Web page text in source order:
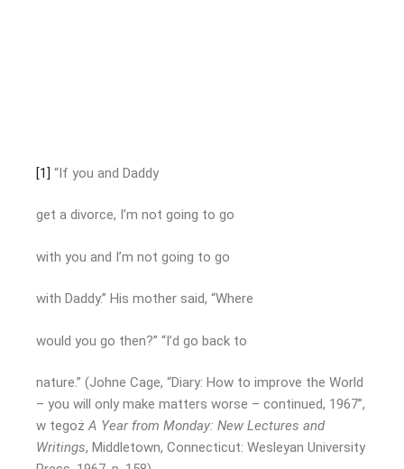
[1] “If you and Daddy
get a divorce, I’m not going to go
with you and I’m not going to go
with Daddy.” His mother said, “Where
would you go then?” “I’d go back to
nature.” (Johne Cage, “Diary: How to improve the World
– you will only make matters worse – continued, 1967”,
w tegożA Year from Monday: New Lectures and
Writings, Middletown, Connecticut: Wesleyan University